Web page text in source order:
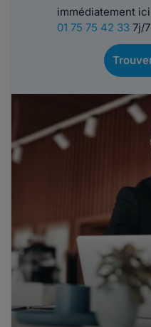
immédiatement
01 75 75 42 337j/7